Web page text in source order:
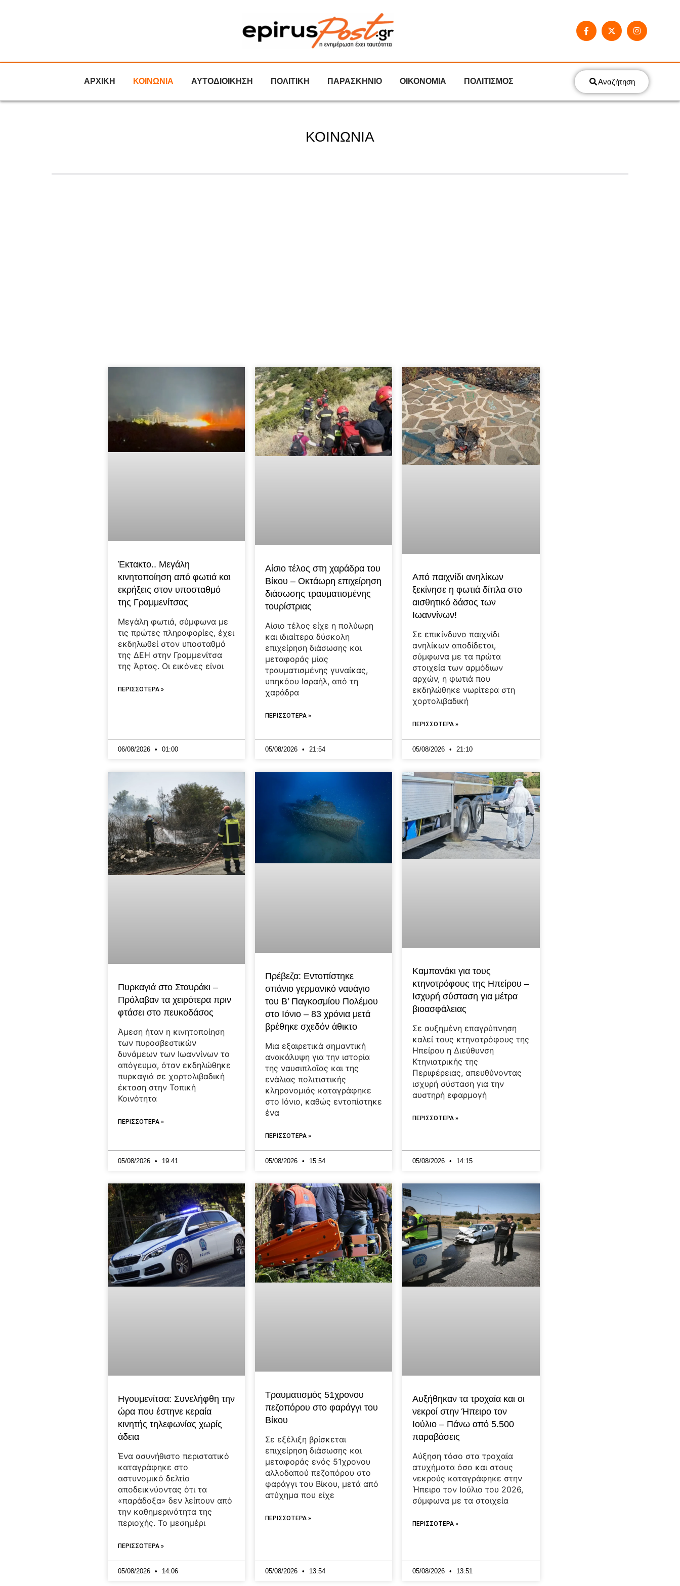
ΑΡΧΙΚΗ ΚΟΙΝΩΝΙΑ ΑΥΤΟΔΙΟΙΚΗΣΗ ΠΟΛΙΤΙΚΗ ΠΑΡΑΣΚΗΝΙΟ ΟΙΚΟΝΟΜΙΑ ΠΟΛΙΤΙΣΜΟΣ Αναζήτηση
ΚΟΙΝΩΝΙΑ
Έκτακτο.. Μεγάλη
κινητοποίηση από φωτιά και
εκρήξεις στον υποσταθμό
της Γραμμενίτσας
Μεγάλη φωτιά, σύμφωνα με
τις πρώτες πληροφορίες, έχει
εκδηλωθεί στον υποσταθμό
της ΔΕΗ στην Γραμμενίτσα
της Άρτας. Οι εικόνες είναι
ΠΕΡΙΣΣΟΤΕΡΑ »
06/08/2026 01:00
Αίσιο τέλος στη χαράδρα του
Βίκου – Οκτάωρη επιχείρηση
διάσωσης τραυματισμένης
τουρίστριας
Αίσιο τέλος είχε η πολύωρη
και ιδιαίτερα δύσκολη
επιχείρηση διάσωσης και
μεταφοράς μίας
τραυματισμένης γυναίκας,
υπηκόου Ισραήλ, από τη
χαράδρα
ΠΕΡΙΣΣΟΤΕΡΑ »
05/08/2026 21:54
Από παιχνίδι ανηλίκων
ξεκίνησε η φωτιά δίπλα στο
αισθητικό δάσος των
Ιωαννίνων!
Σε επικίνδυνο παιχνίδι
ανηλίκων αποδίδεται,
σύμφωνα με τα πρώτα
στοιχεία των αρμόδιων
αρχών, η φωτιά που
εκδηλώθηκε νωρίτερα στη
χορτολιβαδική
ΠΕΡΙΣΣΟΤΕΡΑ »
05/08/2026 21:10
Πυρκαγιά στο Σταυράκι –
Πρόλαβαν τα χειρότερα πριν
φτάσει στο πευκοδάσος
Άμεση ήταν η κινητοποίηση
των πυροσβεστικών
δυνάμεων των Ιωαννίνων το
απόγευμα, όταν εκδηλώθηκε
πυρκαγιά σε χορτολιβαδική
έκταση στην Τοπική
Κοινότητα
ΠΕΡΙΣΣΟΤΕΡΑ »
05/08/2026 19:41
Πρέβεζα: Εντοπίστηκε
σπάνιο γερμανικό ναυάγιο
του Β’ Παγκοσμίου Πολέμου
στο Ιόνιο – 83 χρόνια μετά
βρέθηκε σχεδόν άθικτο
Μια εξαιρετικά σημαντική
ανακάλυψη για την ιστορία
της ναυσιπλοΐας και της
ενάλιας πολιτιστικής
κληρονομιάς καταγράφηκε
στο Ιόνιο, καθώς εντοπίστηκε
ένα
ΠΕΡΙΣΣΟΤΕΡΑ »
05/08/2026 15:54
Καμπανάκι για τους
κτηνοτρόφους της Ηπείρου –
Ισχυρή σύσταση για μέτρα
βιοασφάλειας
Σε αυξημένη επαγρύπνηση
καλεί τους κτηνοτρόφους της
Ηπείρου η Διεύθυνση
Κτηνιατρικής της
Περιφέρειας, απευθύνοντας
ισχυρή σύσταση για την
αυστηρή εφαρμογή
ΠΕΡΙΣΣΟΤΕΡΑ »
05/08/2026 14:15
Ηγουμενίτσα: Συνελήφθη την
ώρα που έστηνε κεραία
κινητής τηλεφωνίας χωρίς
άδεια
Ένα ασυνήθιστο περιστατικό
καταγράφηκε στο
αστυνομικό δελτίο
αποδεικνύοντας ότι τα
«παράδοξα» δεν λείπουν από
την καθημερινότητα της
περιοχής. Το μεσημέρι
ΠΕΡΙΣΣΟΤΕΡΑ »
05/08/2026 14:06
Τραυματισμός 51χρονου
πεζοπόρου στο φαράγγι του
Βίκου
Σε εξέλιξη βρίσκεται
επιχείρηση διάσωσης και
μεταφοράς ενός 51χρονου
αλλοδαπού πεζοπόρου στο
φαράγγι του Βίκου, μετά από
ατύχημα που είχε
ΠΕΡΙΣΣΟΤΕΡΑ »
05/08/2026 13:54
Αυξήθηκαν τα τροχαία και οι
νεκροί στην Ήπειρο τον
Ιούλιο – Πάνω από 5.500
παραβάσεις
Αύξηση τόσο στα τροχαία
ατυχήματα όσο και στους
νεκρούς καταγράφηκε στην
Ήπειρο τον Ιούλιο του 2026,
σύμφωνα με τα στοιχεία
ΠΕΡΙΣΣΟΤΕΡΑ »
05/08/2026 13:51